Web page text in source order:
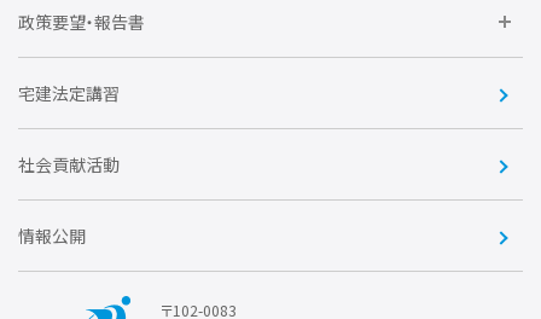
不動産後見アドバイザー資格講習
会
全住協ビジネスショップ
トライアル会員制度
企業会員
賛助会員
政策要望・報告書
住宅・土地税制改正要望
優良事業表彰
宅建法定講習
社会貢献活動
情報公開
〒102-0083